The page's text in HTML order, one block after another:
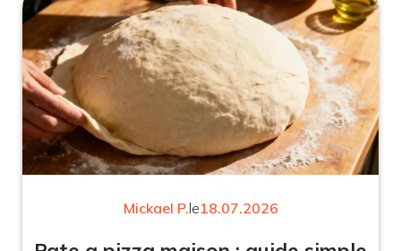
Mickael P.le18.07.2026